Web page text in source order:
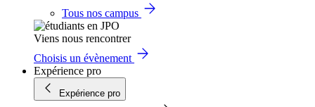
Tous nos campus
Viens nous rencontrer
Choisis un évènement
Expérience pro
Expérience pro